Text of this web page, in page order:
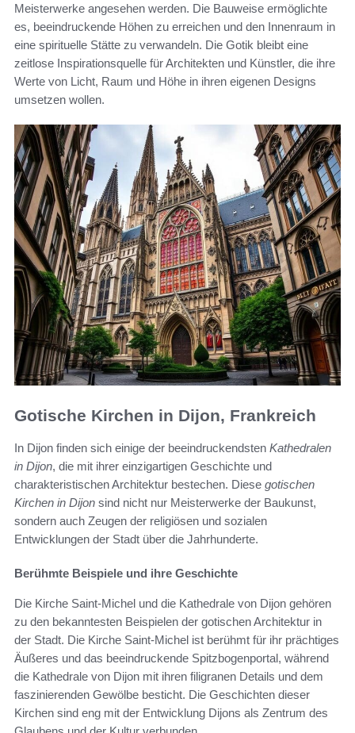
Meisterwerke angesehen werden. Die Bauweise ermöglichte
es, beeindruckende Höhen zu erreichen und den Innenraum in
eine spirituelle Stätte zu verwandeln. Die Gotik bleibt eine
zeitlose Inspirationsquelle für Architekten und Künstler, die ihre
Werte von Licht, Raum und Höhe in ihren eigenen Designs
umsetzen wollen.
Gotische Kirchen in Dijon, Frankreich
In Dijon finden sich einige der beeindruckendsten Kathedralen
in Dijon, die mit ihrer einzigartigen Geschichte und
charakteristischen Architektur bestechen. Diese gotischen
Kirchen in Dijon sind nicht nur Meisterwerke der Baukunst,
sondern auch Zeugen der religiösen und sozialen
Entwicklungen der Stadt über die Jahrhunderte.
Berühmte Beispiele und ihre Geschichte
Die Kirche Saint-Michel und die Kathedrale von Dijon gehören
zu den bekanntesten Beispielen der gotischen Architektur in
der Stadt. Die Kirche Saint-Michel ist berühmt für ihr prächtiges
Äußeres und das beeindruckende Spitzbogenportal, während
die Kathedrale von Dijon mit ihren filigranen Details und dem
faszinierenden Gewölbe besticht. Die Geschichten dieser
Kirchen sind eng mit der Entwicklung Dijons als Zentrum des